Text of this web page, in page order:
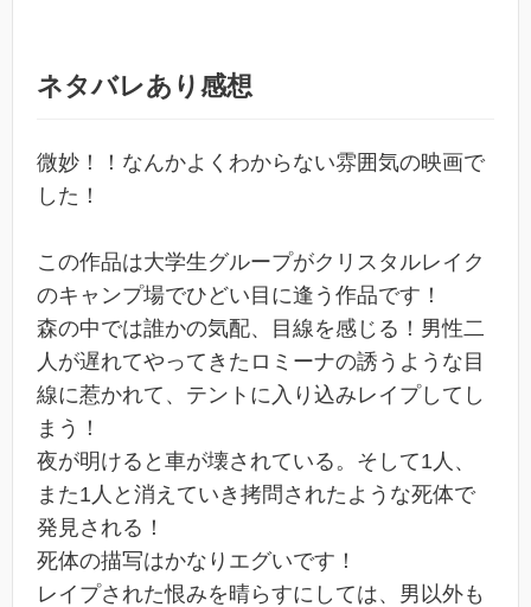
ネタバレあり感想
微妙！！なんかよくわからない雰囲気の映画で
した！
この作品は大学生グループがクリスタルレイク
のキャンプ場でひどい目に逢う作品です！
森の中では誰かの気配、目線を感じる！男性二
人が遅れてやってきたロミーナの誘うような目
線に惹かれて、テントに入り込みレイプしてし
まう！
夜が明けると車が壊されている。そして1人、
また1人と消えていき拷問されたような死体で
発見される！
死体の描写はかなりエグいです！
レイプされた恨みを晴らすにしては、男以外も